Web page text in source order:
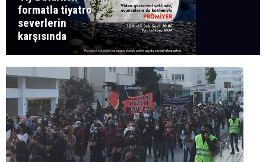
formatla tiyatro
severlerin
karşısında